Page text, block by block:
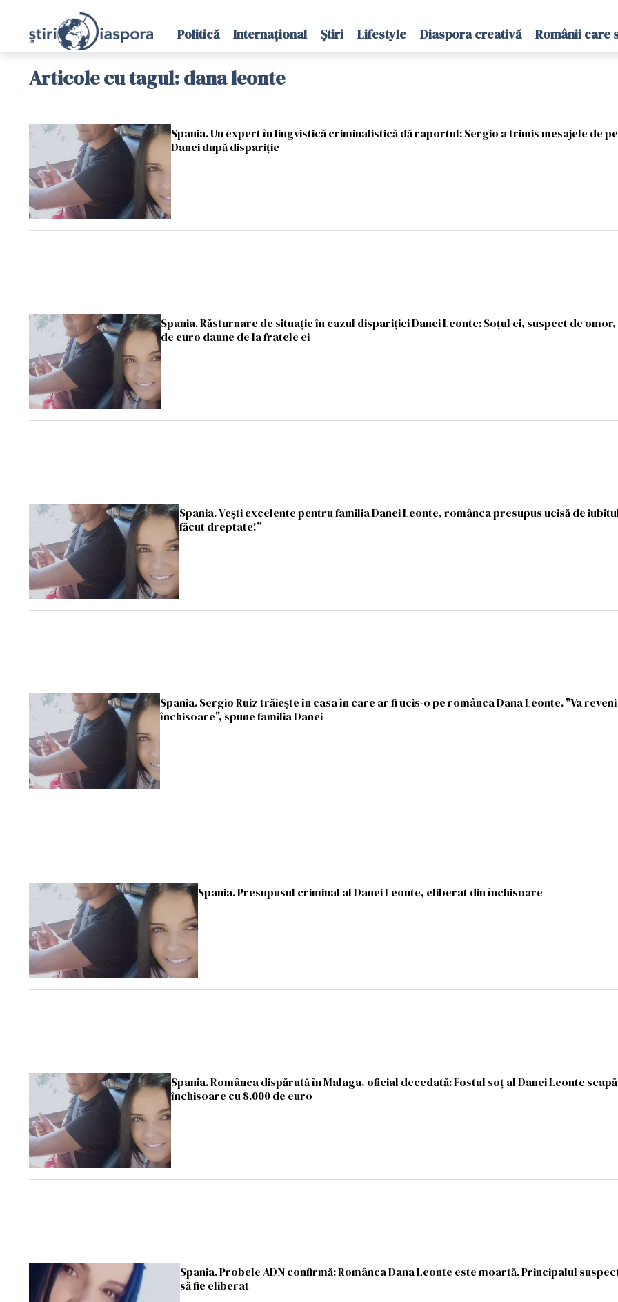
Politică Internațional Știri Lifestyle Diaspora creativă Românii care
Articole cu tagul: dana leonte
Spania. Un expert în lingvistică criminalistică dă raportul: Sergio a trimis mesajele de
Danei după dispariție
Spania. Răsturnare de situaţie în cazul dispariției Danei Leonte: Soțul ei, suspect de
de euro daune de la fratele ei
Spania. Vești excelente pentru familia Danei Leonte, românca presupus ucisă de
făcut dreptate!”
Spania. Sergio Ruiz trăiește în casa în care ar fi ucis-o pe românca Dana Leonte. "Va
închisoare", spune familia Danei
Spania. Presupusul criminal al Danei Leonte, eliberat din închisoare
Spania. Românca dispărută în Malaga, oficial decedată: Fostul soț al Danei Leonte
închisoare cu 8.000 de euro
Spania. Probele ADN confirmă: Românca Dana Leonte este moartă. Principalul
să fie eliberat